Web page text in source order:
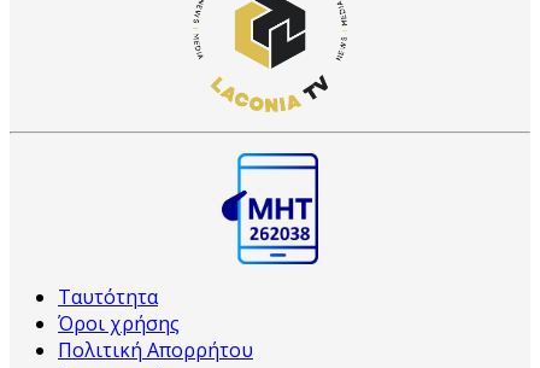
Ταυτότητα
Όροι χρήσης
Πολιτική Απορρήτου